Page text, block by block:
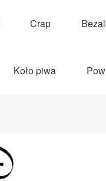
Crap
Koło piwa